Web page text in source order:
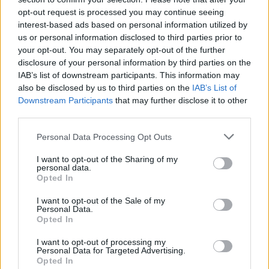
opt-out request is processed you may continue seeing
interest-based ads based on personal information utilized by
us or personal information disclosed to third parties prior to
your opt-out. You may separately opt-out of the further
disclosure of your personal information by third parties on the
IAB’s list of downstream participants. This information may
also be disclosed by us to third parties on the IAB’s List of
Downstream Participants that may further disclose it to other
Personal Data Processing Opt Outs
I want to opt-out of the Sharing of my
personal data.
Opted In
I want to opt-out of the Sale of my
Personal Data.
Opted In
I want to opt-out of processing my
Personal Data for Targeted Advertising.
Opted In
2022-07-22
Incentivi fiscali all'investimento in start up
innovative
Agenzia delle Entrate
1.710 euro
2021-11-16
esenzioni fiscali e crediti d'imposta adottati a
seguito della crisi economica causata dall'epidemia di
agenzia delle entrate
6.860 euro
2020-12-20
56966 (2020/N)
Banca del Mezzogiorno MedioCredito Centrale S.p.A.
2020-11-30